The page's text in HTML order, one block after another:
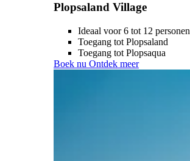
Plopsaland Village
Ideaal voor 6 tot 12 personen
Toegang tot Plopsaland
Toegang tot Plopsaqua
Boek nu Ontdek meer